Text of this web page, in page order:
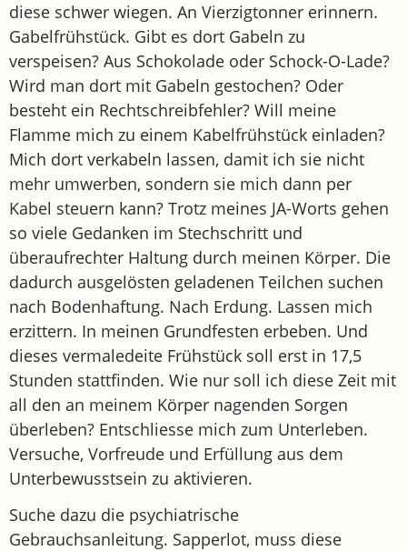
diese schwer wiegen. An Vierzigtonner erinnern.
Gabelfrühstück. Gibt es dort Gabeln zu
verspeisen? Aus Schokolade oder Schock-O-Lade?
Wird man dort mit Gabeln gestochen? Oder
besteht ein Rechtschreibfehler? Will meine
Flamme mich zu einem Kabelfrühstück einladen?
Mich dort verkabeln lassen, damit ich sie nicht
mehr umwerben, sondern sie mich dann per
Kabel steuern kann? Trotz meines JA-Worts gehen
so viele Gedanken im Stechschritt und
überaufrechter Haltung durch meinen Körper. Die
dadurch ausgelösten geladenen Teilchen suchen
nach Bodenhaftung. Nach Erdung. Lassen mich
erzittern. In meinen Grundfesten erbeben. Und
dieses vermaledeite Frühstück soll erst in 17,5
Stunden stattfinden. Wie nur soll ich diese Zeit mit
all den an meinem Körper nagenden Sorgen
überleben? Entschliesse mich zum Unterleben.
Versuche, Vorfreude und Erfüllung aus dem
Unterbewusstsein zu aktivieren.
Suche dazu die psychiatrische
Gebrauchsanleitung. Sapperlot, muss diese